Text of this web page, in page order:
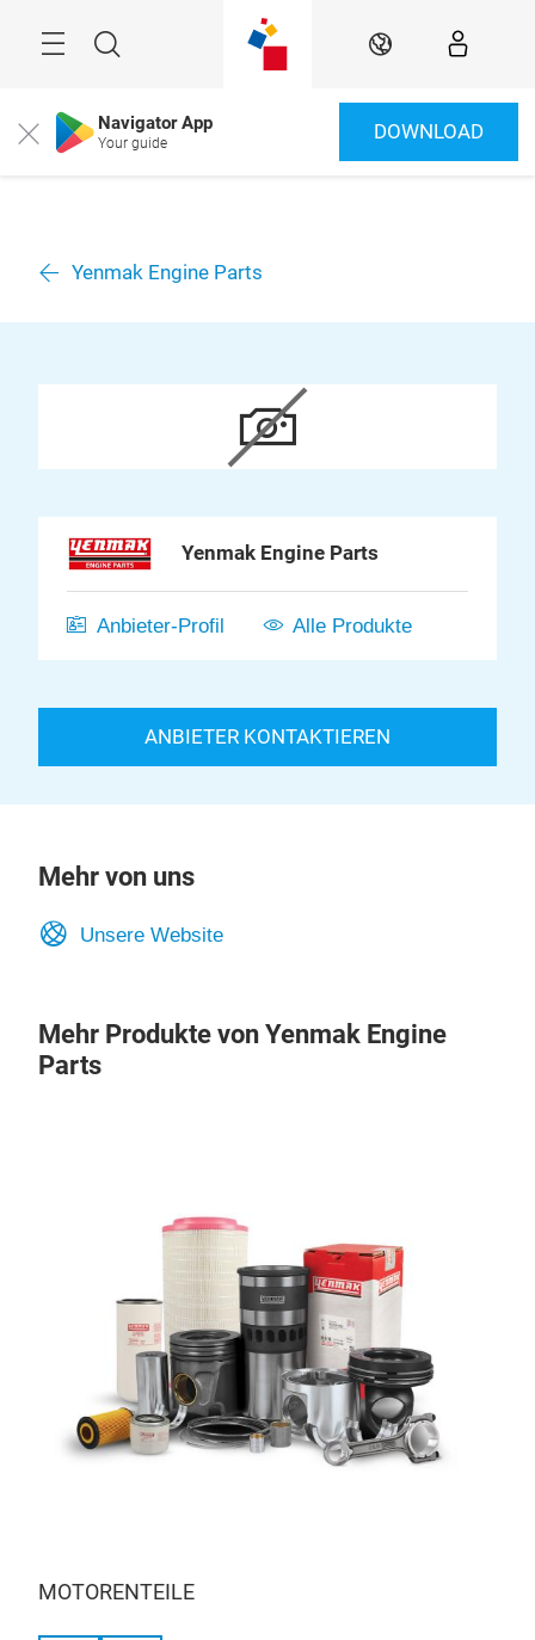
Suche DE
Close Navigator App
Your guide DOWNLOAD
Yenmak Engine Parts
Yenmak Engine Parts
Anbieter-Profil Alle Produkte
ANBIETER KONTAKTIEREN
Mehr von uns
Unsere Website
Mehr Produkte von Yenmak Engine
Parts
MOTORENTEILE